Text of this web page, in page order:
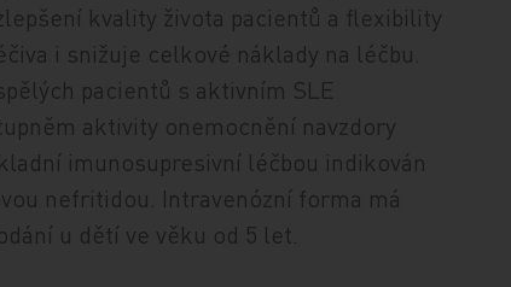
kvality života pacientů a flexibility
i snižuje celkové náklady na léčbu.
pacientů s aktivním SLE
aktivity onemocnění navzdory
imunosupresivní léčbou indikován
nefritidou. Intravenózní forma má
u dětí ve věku od 5 let.